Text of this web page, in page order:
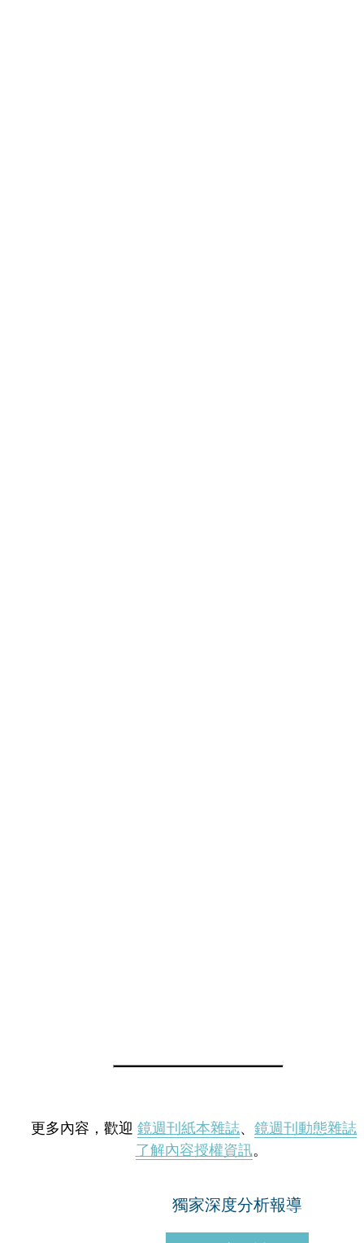
更多內容，歡迎 鏡週刊紙本雜誌、 鏡週刊動態雜誌
了解內容授權資訊。
獨家深度分析報導